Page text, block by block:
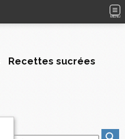
MENU
Recettes sucrées